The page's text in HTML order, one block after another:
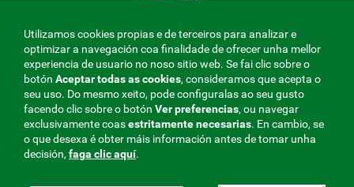
MENÚ
REDES
SOCIALES
Aviso legal|Privacidade
Utilizamos cookies propias e de terceiros para analizar e
optimizar a navegación coa finalidade de ofrecer unha mellor
experiencia de usuario no noso sitio web. Se fai clic sobre o
botón Aceptar todas as cookies, consideramos que acepta o
seu uso. Do mesmo xeito, pode configuralas ao seu gusto
facendo clic sobre o botón Ver preferencias, ou navegar
exclusivamente coasestritamentenecesarias. En cambio, se
o que desexa é obter máis información antes de tomar unha
decisión, faga clic aquí.